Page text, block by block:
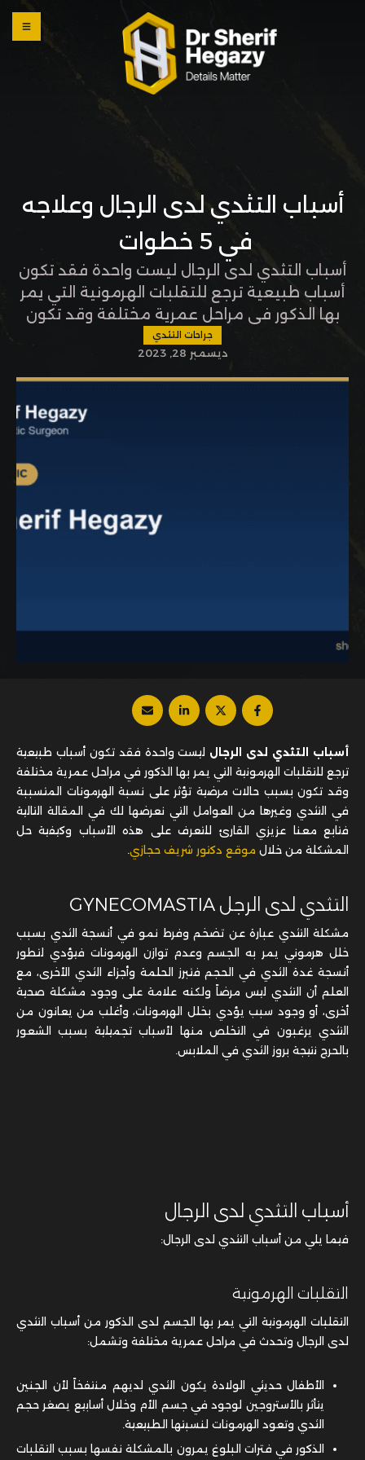
أسباب التثدي لدى الرجال وعلاجه
في 5 خطوات
أسباب التثدي لدى الرجال ليست واحدة فقد تكون
أسباب طبيعية ترجع للتقلبات الهرمونية التي يمر
بها الذكور في مراحل عمرية مختلفة وقد تكون
بسبب حالات مرضية تؤثر على نسبة الهرمونات
المتسببة في التثدي وغيرها من العوامل التي
نعرضها لك في المقالة التالية فتابع معنا عزيزي
القارئ للتعرف على هذه الأسباب وكيفية حل
جراحات التثدي
ديسمبر 28, 2023
أسباب التثدي لدى الرجال ليست واحدة فقد تكون أسباب طبيعية
ترجع للتقلبات الهرمونية التي يمر بها الذكور في مراحل عمرية مختلفة
وقد تكون بسبب حالات مرضية تؤثر على نسبة الهرمونات المتسببة
في التثدي وغيرها من العوامل التي نعرضها لك في المقالة التالية
فتابع معنا عزيزي القارئ للتعرف على هذه الأسباب وكيفية حل
المشكلة من خلال موقع دكتور شريف حجازي
التثدي لدى الرجل GYNECOMASTIA
مشكلة التثدي عبارة عن تضخم وفرط نمو في أنسجة الثدي بسبب
خلل هرموني يمر به الجسم وعدم توازن الهرمونات فيؤدي لتطور
أنسجة غدة الثدي في الحجم فتبرز الحلمة وأجزاء الثدي الأخرى، مع
العلم أن التثدي ليس مرضاً ولكنه علامة على وجود مشكلة صحية
أخرى، أو وجود سبب يؤدي بخلل الهرمونات، وأغلب من يعانون من
التثدي يرغبون في التخلص منها لأسباب تجميلية بسبب الشعور
بالحرج نتيجة بروز الثدي في الملابس.
أسباب التثدي لدى الرجال
فيما يلي من أسباب التثدي لدى الرجال:
التقلبات الهرمونية
التقلبات الهرمونية التي يمر بها الجسم لدى الذكور من أسباب التثدي
لدى الرجال وتحدث في مراحل عمرية مختلفة وتشمل:
الأطفال حديثي الولادة يكون الثدي لديهم منتفخاً لأن الجنين
يتأثر بالأستروجين لوجود في جسم الأم وخلال أسابيع يصغر حجم
الثدي وتعود الهرمونات لنسبتها الطبيعية.
الذكور في فترات البلوغ يمرون بالمشكلة نفسها بسبب التقلبات